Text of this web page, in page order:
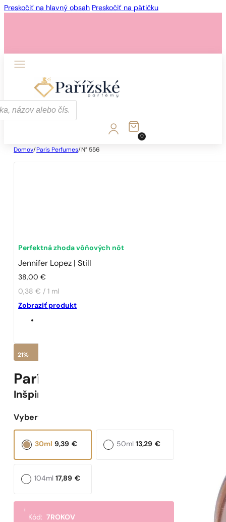
Preskočiť na hlavný obsah Preskočiť na pätičku
0
Domov/ Paris Perfumes/ N° 556
Perfektná zhoda vôňových nôt
Jennifer Lopez | Still
38,00€
0,38 € / 1 ml
Zobraziť produkt
21%
Parížske Parfumy N° 556 -
Inšpirované
Vyberte objem:
9,39 €
30ml 13,29 €
50ml
17,89 €
104ml
i
Kód:7ROKOV